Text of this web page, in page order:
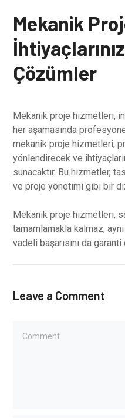
Mekanik
Çözümler
Mekanik proje hizmetleri,
her aşamasında
mekanik proje hizmetleri,
yönlendirecek ve
sunacaktır. Bu hizmetler,
ve proje yönetimi gibi bir
Mekanik proje hizmetleri,
tamamlamakla kalmaz,
vadeli başarısını da garanti
Leave a Comment